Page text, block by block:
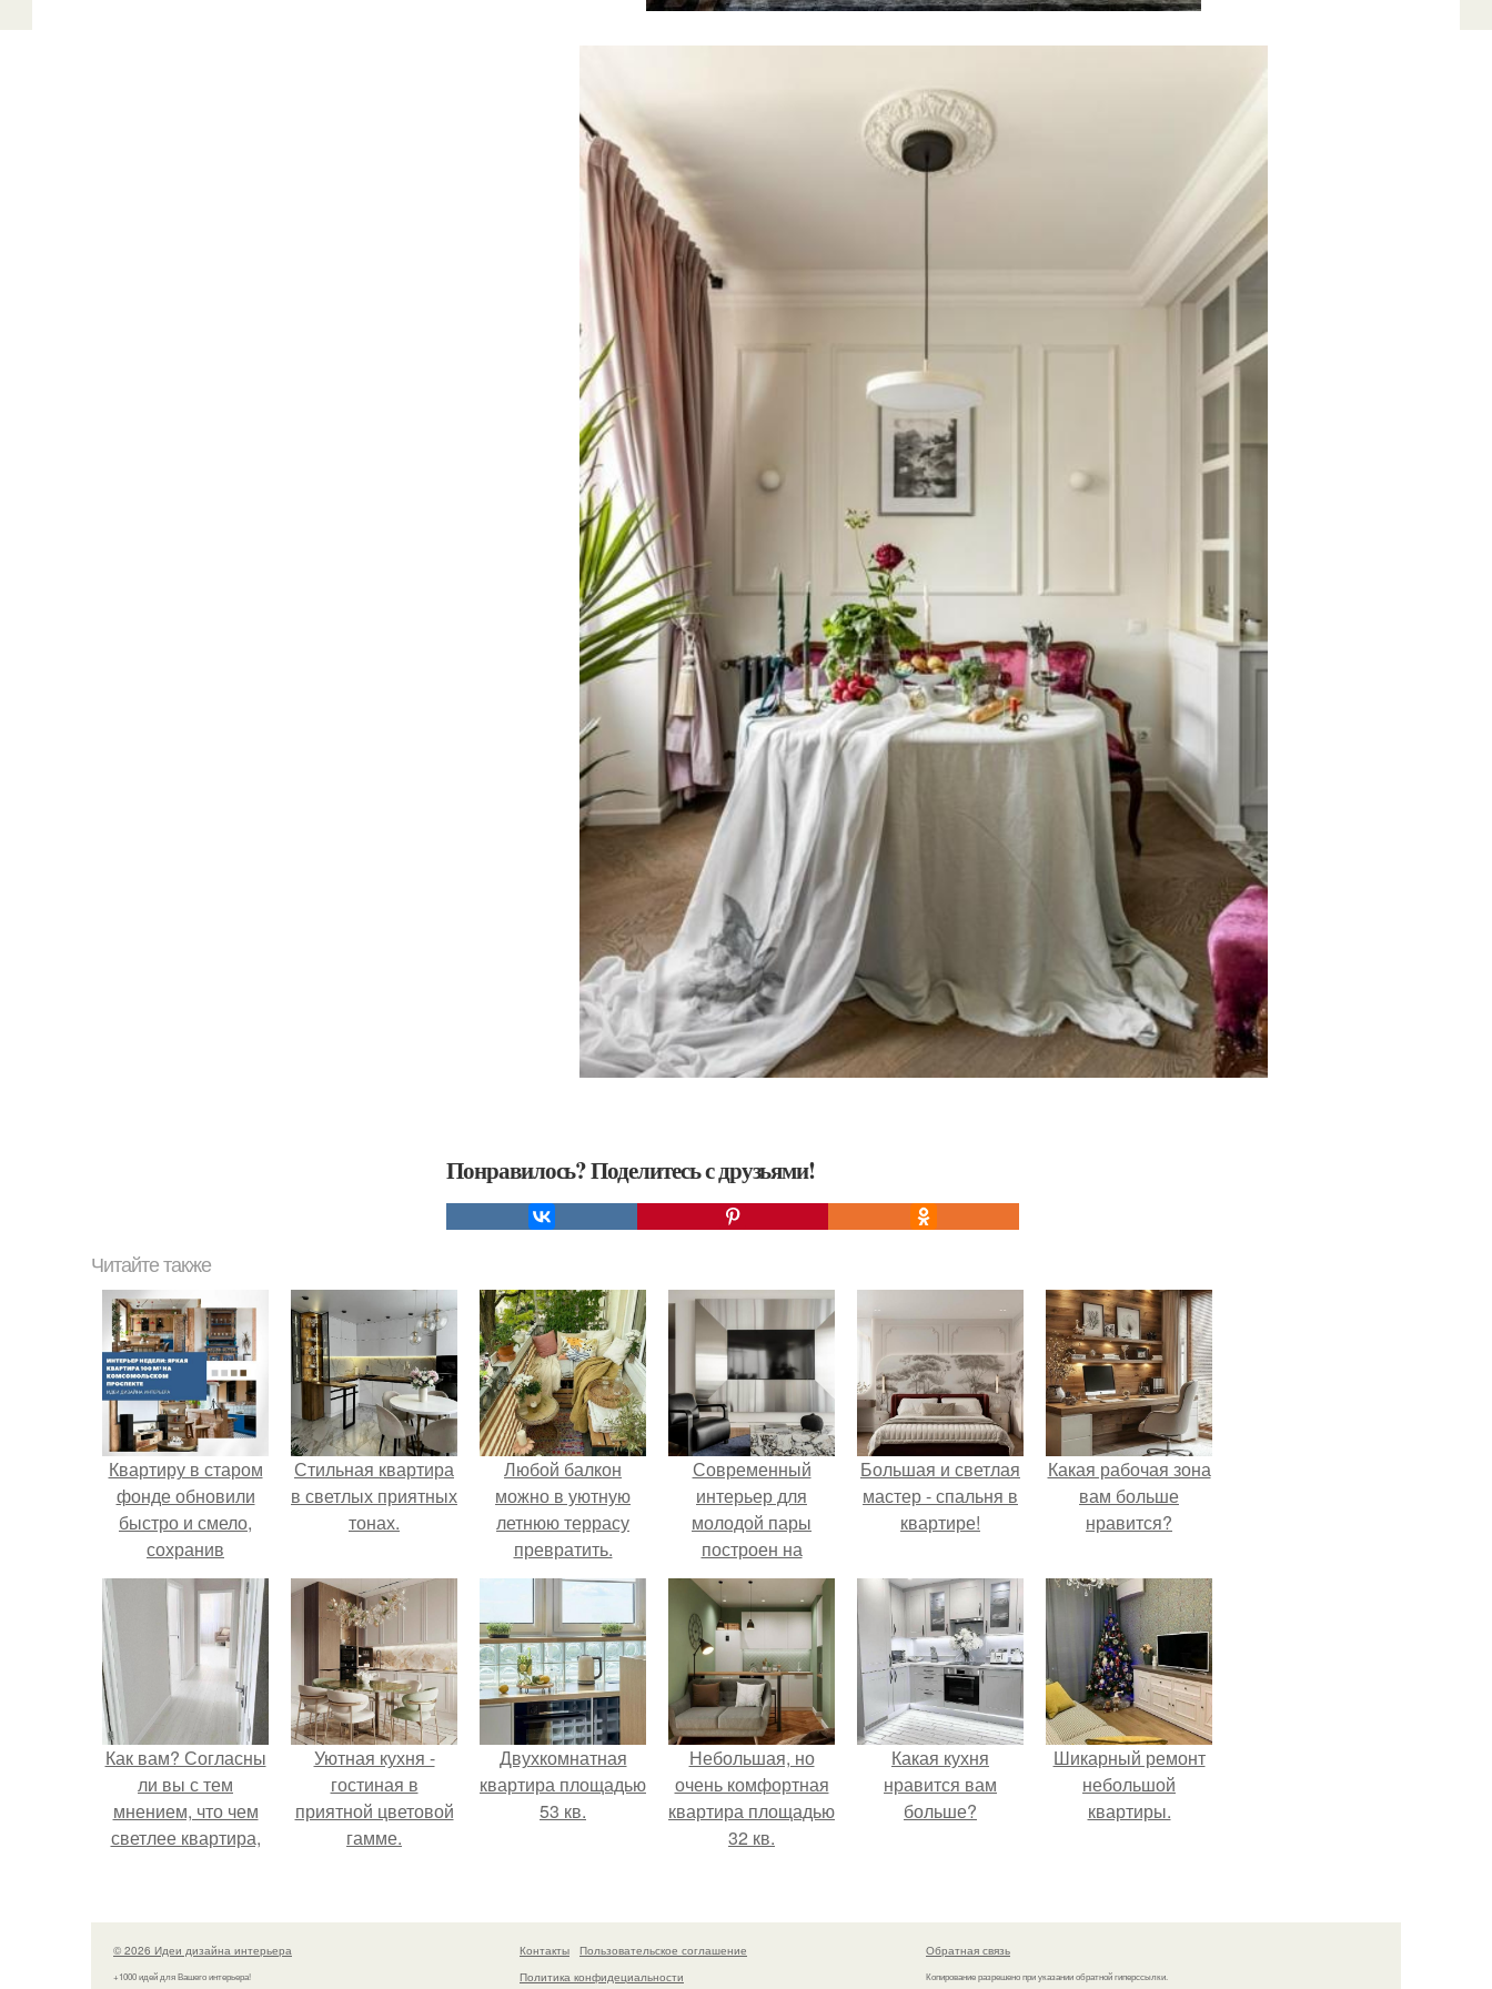
Понравилось? Поделитесь с друзьями!
Читайте также
Квартиру в старом
фонде обновили
быстро и смело,
сохранив
исторические
детали - кирпич,
высокие потолки и
большие окна.
Стильная квартира
в светлых приятных
тонах.
Любой балкон
можно в уютную
летнюю террасу
превратить.
Современный
интерьер для
молодой пары
построен на
сочетании металла,
зеркал и арт -
объектов.
Большая и светлая
мастер - спальня в
квартире!
Какая рабочая зона
вам больше
нравится?
Как вам? Согласны
ли вы с тем
мнением, что чем
светлее квартира,
Уютная кухня -
гостиная в
приятной цветовой
гамме.
Двухкомнатная
квартира площадью
53 кв.
Небольшая, но
очень комфортная
квартира площадью
32 кв.
Какая кухня
нравится вам
больше?
Шикарный ремонт
небольшой
квартиры.
© 2026 Идеи дизайна интерьера
+1000 идей для Вашего интерьера!
Контакты
Пользовательское соглашение
Политика конфидециальности
Обратная связь
Копирование разрешено при указании обратной гиперссылки.